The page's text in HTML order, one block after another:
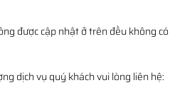
được cập nhật ở trên đều không có
dịch vụ quý khách vui lòng liên hệ: